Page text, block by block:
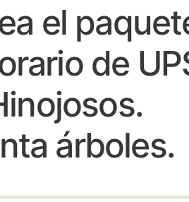
el
de
árboles.